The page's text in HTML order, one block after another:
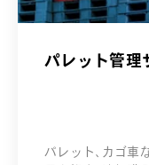
パレット管理
パレット、カゴ車